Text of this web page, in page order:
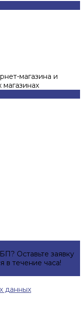
магазина и
Оставьте заявку
течение часа!
данных